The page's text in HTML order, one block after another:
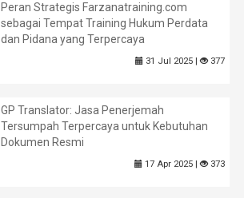
Peran Strategis Farzanatraining.com
sebagai Tempat Training Hukum Perdata
dan Pidana yang Terpercaya
31 Jul 2025 | 377
GP Translator: Jasa Penerjemah
Tersumpah Terpercaya untuk Kebutuhan
Dokumen Resmi
17 Apr 2025 | 373